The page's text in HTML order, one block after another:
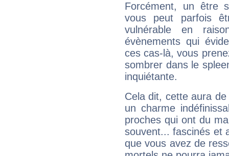
Forcément, un être
vous peut parfois
vulnérable en
évènements qui
ces cas-là, vous
sombrer dans le
inquiétante.
Cela dit, cette aura
un charme
proches qui ont du
souvent... fascinés et
que vous avez de